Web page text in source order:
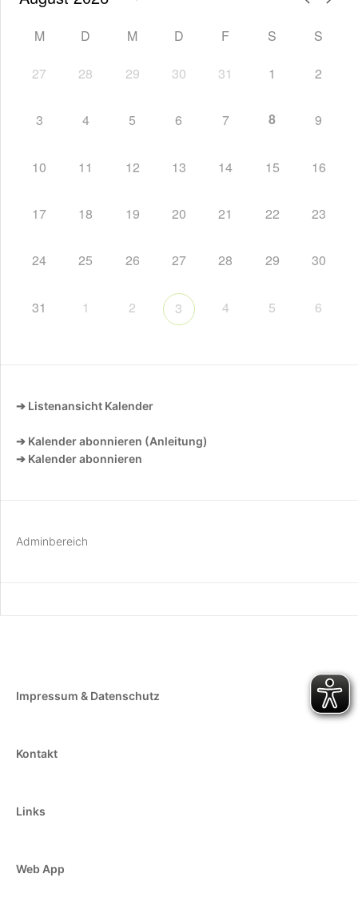
M D M D F S S
27 28 29 30 31 1 2
3 4 5 6 7 8 9
10 11 12 13 14 15 16
17 18 19 20 21 22 23
24 25 26 27 28 29 30
31 1 2 3 4 5 6
➔ Listenansicht Kalender
➔ Kalender abonnieren (Anleitung)
➔ Kalender abonnieren
Adminbereich
Impressum & Datenschutz
Kontakt
Links
Web App